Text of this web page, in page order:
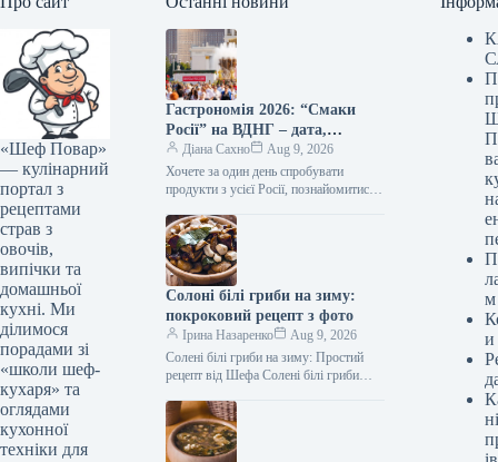
«Шеф Повар»
— кулінарний
портал з
рецептами
страв з
овочів,
випічки та
домашньої
кухні. Ми
ділимося
порадами зі
«школи шеф-
кухаря» та
оглядами
кухонної
техніки для
Гастрономія 2026: “Смаки
Росії” на ВДНГ – дата,
програма та головні новинки
Діана Сахно
Aug 9, 2026
Хочете за один день спробувати
продукти з усієї Росії, познайомитися з
традиціями та привезти додому
незвичайні сувеніри? Така…
Солоні білі гриби на зиму:
покроковий рецепт з фото
Ірина Назаренко
Aug 9, 2026
Солені білі гриби на зиму: Простий
рецепт від Шефа Солені білі гриби
на зиму —…
м
и